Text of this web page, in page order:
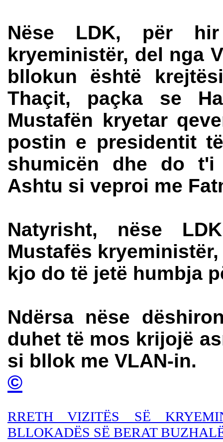
Nëse LDK, për
kryeministër, del nga
bllokun është
Thaçit, paçka se
Mustafën kryetar
postin e presidentit
shumicën dhe do t'i
Ashtu si veproi me
Natyrisht, nëse
Mustafës
kjo do të jetë humbja
Ndërsa nëse
duhet të mos krijojë
si bllok me VLAN-in.
©
RRETH VIZITËS SË
BLLOKADËS SË BERAT